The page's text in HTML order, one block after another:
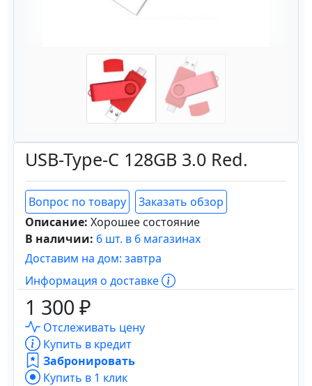
USB-Type-C 128GB 3.0 Red.
Вопрос по товару
Заказать обзор
Описание: Хорошее состояние
В наличии: 6 шт. в 6 магазинах
Доставим на дом: завтра
Информация о доставке
1 300 ₽
Отслеживать цену
Купить в кредит
Забронировать
Купить в 1 клик